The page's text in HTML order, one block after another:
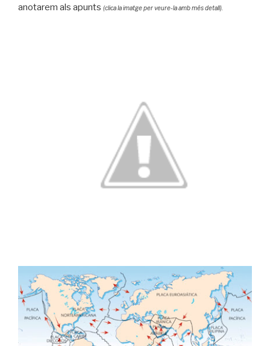
anotarem als apunts (clica la imatge per veure-la amb més detall).